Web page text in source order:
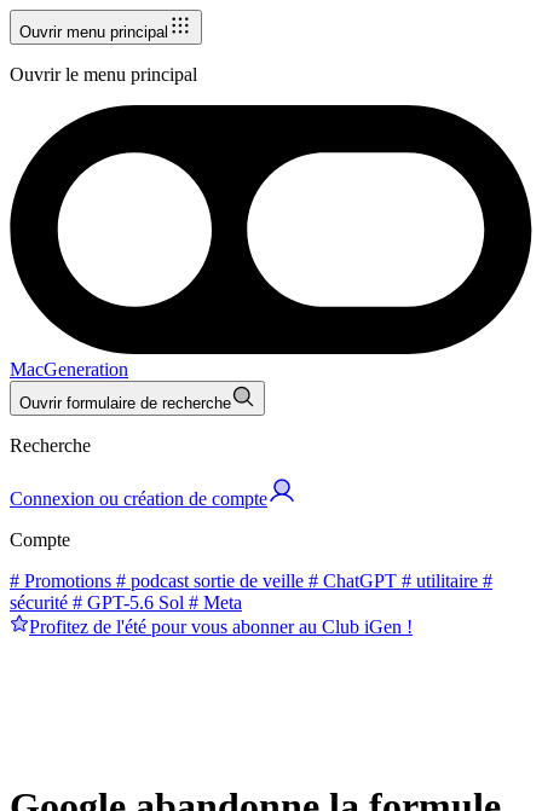
Ouvrir menu principal
Ouvrir le menu principal
MacGeneration
Ouvrir formulaire de recherche
Recherche
Connexion ou création de compte
Compte
# Promotions # podcast sortie de veille # ChatGPT # utilitaire #
sécurité # GPT-5.6 Sol # Meta
Profitez de l'été pour vous abonner au Club iGen !